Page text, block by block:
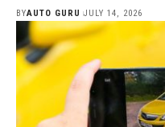
BYAUTO GURU JULY 14, 2026